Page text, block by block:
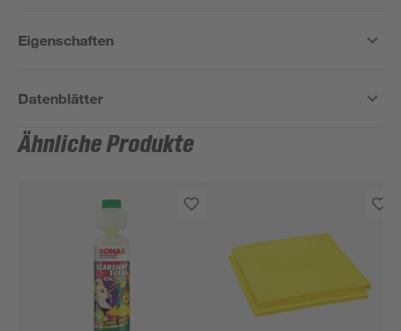
Eigenschaften
Datenblätter
Ähnliche Produkte